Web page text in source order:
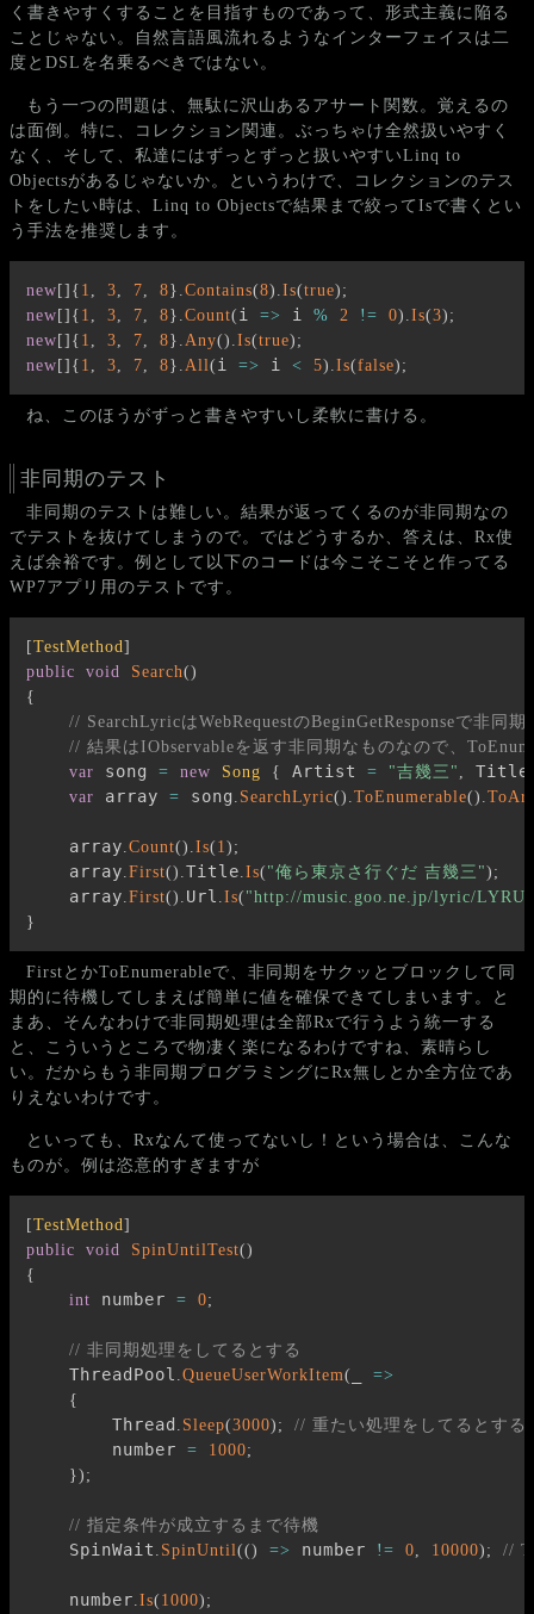
く書きやすくすることを目指すものであって、形式主義に陥る
ことじゃない。自然言語風流れるようなインターフェイスは二
度とDSLを名乗るべきではない。
もう一つの問題は、無駄に沢山あるアサート関数。覚えるの
は面倒。特に、コレクション関連。ぶっちゃけ全然扱いやすく
なく、そして、私達にはずっとずっと扱いやすいLinq to
Objectsがあるじゃないか。というわけで、コレクションのテス
トをしたい時は、Linq to Objectsで結果まで絞ってIsで書くとい
う手法を推奨します。
new [] { 1 , 3, 7, 8} .Contains(8) .Is(true) ;
new [] { 1 , 3, 7, 8} .Count( i => i % 2 != 0) .Is(3) ;
new [] { 1 , 3, 7, 8} .Any() .Is(true) ;
new [] { 1 , 3, 7, 8} .All( i => i < 5) .Is(false) ;
ね、このほうがずっと書きやすいし柔軟に書ける。
非同期のテスト
非同期のテストは難しい。結果が返ってくるのが非同期なの
でテストを抜けてしまうので。ではどうするか、答えは、Rx使
えば余裕です。例として以下のコードは今こそこそと作ってる
WP7アプリ用のテストです。
[TestMethod]
public
void Search()
{
// SearchLyricはWebRequestのBeginGetResponseで非同
// 結果はIObservableを返す非同期なものなので、
var song = new Song { Artist = "吉幾三" ,
var array = song . SearchLyric() .ToEnumerable() .
    array
.Count() .Is( 1) ;
    array
.First() .Title.Is( "俺ら東京さ行ぐだ 吉幾三") ;
    array
.First() . Url .Is( "http://music.goo.ne.jp/lyric/
}
FirstとかToEnumerableで、非同期をサクッとブロックして同
期的に待機してしまえば簡単に値を確保できてしまいます。と
まあ、そんなわけで非同期処理は全部Rxで行うよう統一する
と、こういうところで物凄く楽になるわけですね、素晴らし
い。だからもう非同期プログラミングにRx無しとか全方位であ
りえないわけです。
といっても、Rxなんて使ってないし！という場合は、こんな
ものが。例は恣意的すぎますが
[TestMethod]
public
void SpinUntilTest()
{
int number = 0;
// 非同期処理をしてるとする
    ThreadPool
.QueueUserWorkItem(
=>
{
        Thread
. Sleep(3000) ; // 重たい処理をしてるとする
        number
= 1000;
}) ;
// 指定条件が成立するまで待機
    SpinWait
. SpinUntil(() => number != 0, 10000) ; //
    number
.Is( 1000) ;